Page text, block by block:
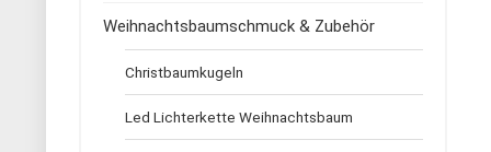
Weihnachtsbaumschmuck & Zubehör
Christbaumkugeln
Led Lichterkette Weihnachtsbaum